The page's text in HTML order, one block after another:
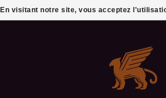
En visitant notre site, vous acceptez